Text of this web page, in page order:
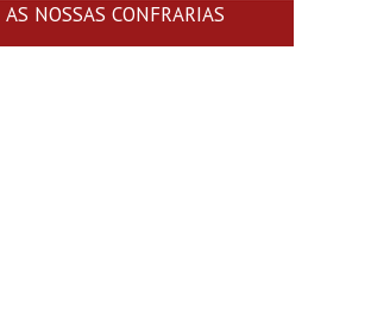
AS NOSSAS CONFRARIAS